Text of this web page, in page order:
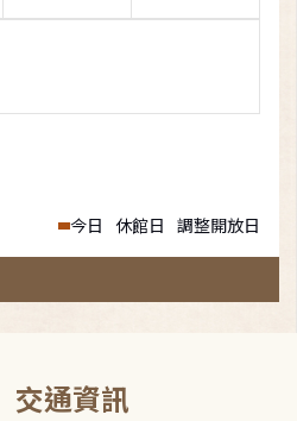
今日 休館日 調整開放日
交通資訊